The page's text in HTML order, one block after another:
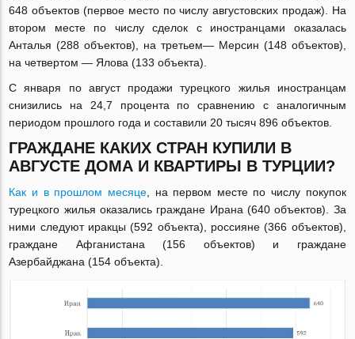
648 объектов (первое место по числу августовских продаж). На
втором месте по числу сделок с иностранцами оказалась
Анталья (288 объектов), на третьем— Мерсин (148 объектов),
на четвертом — Ялова (133 объекта).
С января по август продажи турецкого жилья иностранцам
снизились на 24,7 процента по сравнению с аналогичным
периодом прошлого года и составили 20 тысяч 896 объектов.
ГРАЖДАНЕ КАКИХ СТРАН КУПИЛИ В
АВГУСТЕ ДОМА И КВАРТИРЫ В ТУРЦИИ?
Как и в прошлом месяце, на первом месте по числу покупок
турецкого жилья оказались граждане Ирана (640 объектов). За
ними следуют иракцы (592 объекта), россияне (366 объектов),
граждане Афганистана (156 объектов) и граждане
Азербайджана (154 объекта).